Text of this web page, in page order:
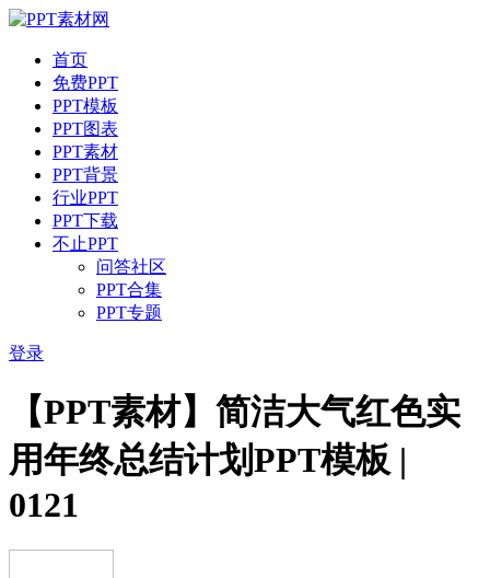
首页
免费PPT
PPT模板
PPT图表
PPT素材
PPT背景
行业PPT
PPT下载
不止PPT
问答社区
PPT合集
PPT专题
登录
【PPT素材】简洁大气红色实
用年终总结计划PPT模板 |
0121